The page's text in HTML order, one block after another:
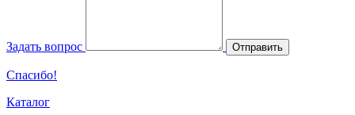
Задать вопрос Отправить
Спасибо!
Каталог